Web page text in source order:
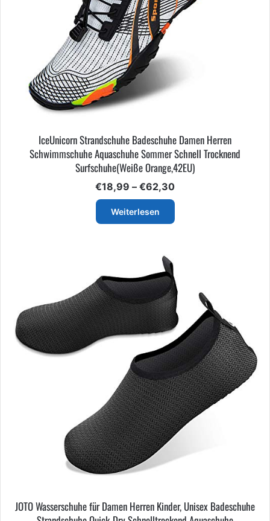
IceUnicorn Strandschuhe Badeschuhe Damen Herren
Schwimmschuhe Aquaschuhe Sommer Schnell Trocknend
Surfschuhe(Weiße Orange,42EU)
€18,99 – €62,30Preisspanne:
€62,30
Weiterlesen
JOTO Wasserschuhe für Damen Herren Kinder, Unisex Badeschuhe